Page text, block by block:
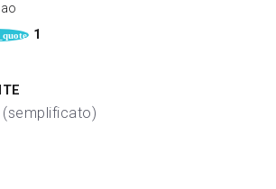
1
(semplificato)